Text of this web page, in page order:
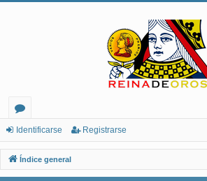
or
os
Identificarse Registrarse
Índice general